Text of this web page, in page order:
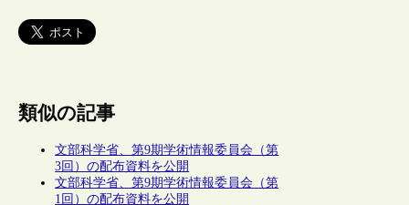
類似の記事
文部科学省、第9期学術情報委員会（第
3回）の配布資料を公開
文部科学省、第9期学術情報委員会（第
1回）の配布資料を公開